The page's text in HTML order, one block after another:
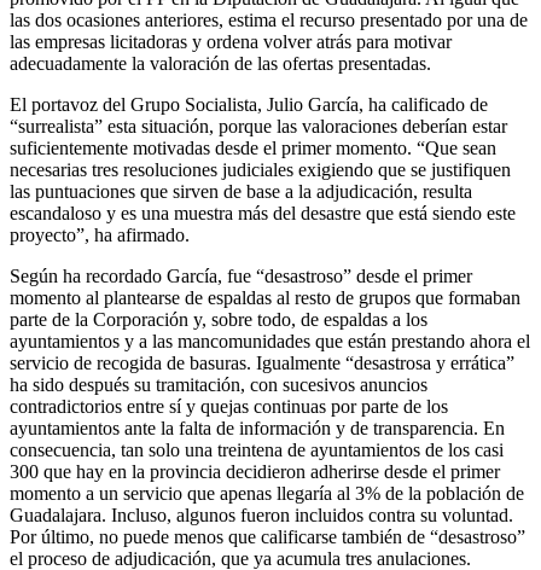
las dos ocasiones anteriores, estima el recurso presentado por una de
las empresas licitadoras y ordena volver atrás para motivar
adecuadamente la valoración de las ofertas presentadas.
El portavoz del Grupo Socialista, Julio García, ha calificado de
“surrealista” esta situación, porque las valoraciones deberían estar
suficientemente motivadas desde el primer momento. “Que sean
necesarias tres resoluciones judiciales exigiendo que se justifiquen
las puntuaciones que sirven de base a la adjudicación, resulta
escandaloso y es una muestra más del desastre que está siendo este
proyecto”, ha afirmado.
Según ha recordado García, fue “desastroso” desde el primer
momento al plantearse de espaldas al resto de grupos que formaban
parte de la Corporación y, sobre todo, de espaldas a los
ayuntamientos y a las mancomunidades que están prestando ahora el
servicio de recogida de basuras. Igualmente “desastrosa y errática”
ha sido después su tramitación, con sucesivos anuncios
contradictorios entre sí y quejas continuas por parte de los
ayuntamientos ante la falta de información y de transparencia. En
consecuencia, tan solo una treintena de ayuntamientos de los casi
300 que hay en la provincia decidieron adherirse desde el primer
momento a un servicio que apenas llegaría al 3% de la población de
Guadalajara. Incluso, algunos fueron incluidos contra su voluntad.
Por último, no puede menos que calificarse también de “desastroso”
el proceso de adjudicación, que ya acumula tres anulaciones.